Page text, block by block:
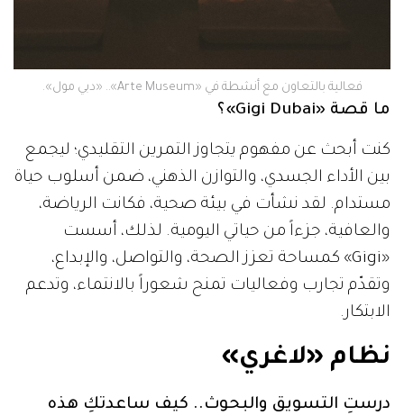
فعالية بالتعاون مع أنشطة في «Arte Museum».. «دبي مول».
ما قصة «Gigi Dubai»؟
كنت أبحث عن مفهوم يتجاوز التمرين التقليدي؛ ليجمع
بين الأداء الجسدي، والتوازن الذهني، ضمن أسلوب حياة
مستدام. لقد نشأت في بيئة صحية، فكانت الرياضة،
والعافية، جزءاً من حياتي اليومية. لذلك، أسست
«Gigi» كمساحة تعزز الصحة، والتواصل، والإبداع،
وتقدّم تجارب وفعاليات تمنح شعوراً بالانتماء، وتدعم
الابتكار.
نظام «لاغري»
درستِ التسويق والبحوث.. كيف ساعدتكِ هذه